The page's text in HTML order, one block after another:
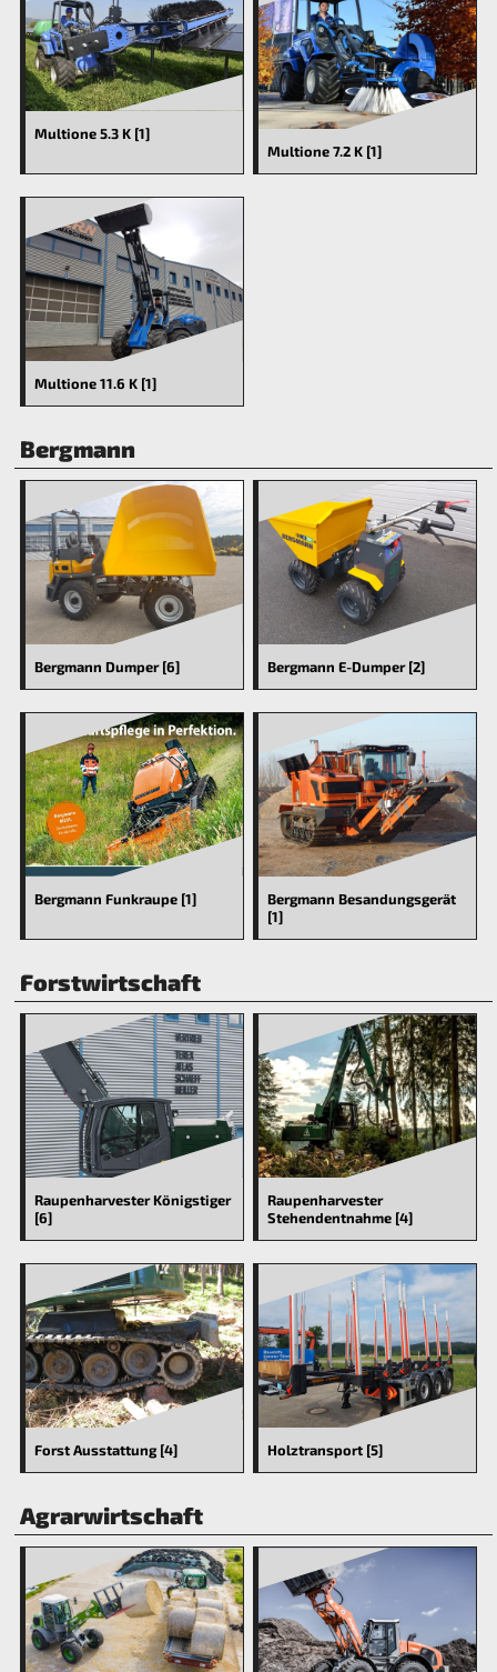
Multione 5.3 K [1]
Multione 7.2 K [1]
Multione 11.6 K [1]
Bergmann
Bergmann Dumper [6] Bergmann E-Dumper [2]
Bergmann Funkraupe [1]
Bergmann Besandungsgerät
[1]
Forstwirtschaft
Raupenharvester Königstiger
[6]
Raupenharvester
Stehendentnahme [4]
Forst Ausstattung [4] Holztransport [5]
Agrarwirtschaft